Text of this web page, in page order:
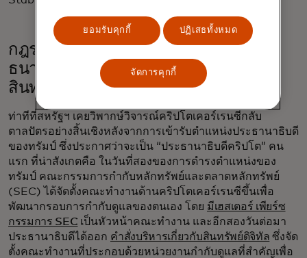
กฎระเบียบที่ชัดเจนยิ่งขึ้นเปิดโอกาสให้
ธนาคารและสถาบันอื่นๆ สามารถนำ
สินทรัพย์ดิจิทัลมาใช้ได้
ท่าทีที่สหรัฐฯ เคยวิพากษ์วิจารณ์คริปโตเคอร์เรนซีกลับ
ตาลปัตรอย่างสิ้นเชิงหลังจากการเข้ารับตำแหน่งประธานาธิบดี
ของทรัมป์ ซึ่งประกาศว่าจะเป็น “ประธานาธิบดีคริปโต” คน
แรก ที่น่าสังเกตคือ ในวันที่สองของการดำรงตำแหน่งของ
ทรัมป์ คณะกรรมการกำกับหลักทรัพย์และตลาดหลักทรัพย์
(SEC) ได้จัดตั้งคณะทำงานด้านคริปโตเคอร์เรนซีขึ้นเพื่อ
พัฒนากรอบการกำกับดูแลของตนเอง โดย มีเฮสเตอร์ เพียร์ซ
กรรมการ SEC เป็นหัวหน้าคณะทำงาน และอีกสองวันต่อมา
ประธานาธิบดีได้ออก คำสั่งบริหารเกี่ยวกับสินทรัพย์ดิจิทัล ซึ่งจัด
ตั้งคณะทำงานที่ประกอบด้วยหน่วยงานกำกับดูแลที่สำคัญเพื่อ
ยอมรับคุกกี้ ปฏิเสธทั้งหมด
จัดการคุกกี้